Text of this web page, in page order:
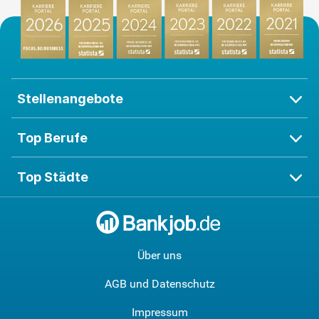
Stellenangebote
Top Berufe
Top Städte
Über uns
AGB und Datenschutz
Impressum